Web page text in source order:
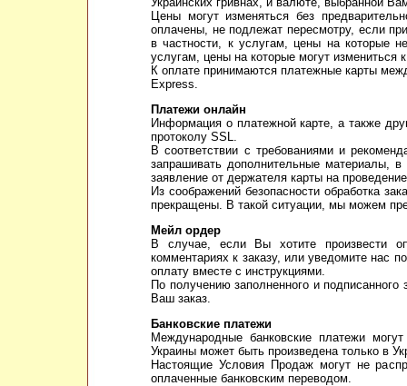
Цены могут изменяться без
оплачены, не подлежат пересмотру, если
в частности, к услугам, цены на которые
услугам, цены на которые могут измениться
К оплате принимаются платежные карты
Express.
Платежи онлайн
Информация о платежной карте, а также
протоколу SSL.
В соответствии с требованиями и
запрашивать дополнительные материалы,
заявление от держателя карты на
Из соображений безопасности обработка
прекращены. В такой ситуации, мы можем
Мейл ордер
В случае, если Вы хотите произвести
комментариях к заказу, или уведомите нас
оплату вместе с инструкциями.
По получению заполненного и
Ваш заказ.
Банковские платежи
Международные банковские платежи
Украины может быть произведена только в
Настоящие Условия Продаж могут не
оплаченные банковским переводом.